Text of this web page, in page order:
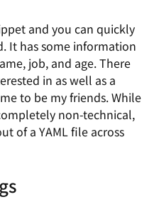
and you can quickly
It has some information
job, and age. There
in as well as a
to be my friends. While
non-technical,
of a YAML file across